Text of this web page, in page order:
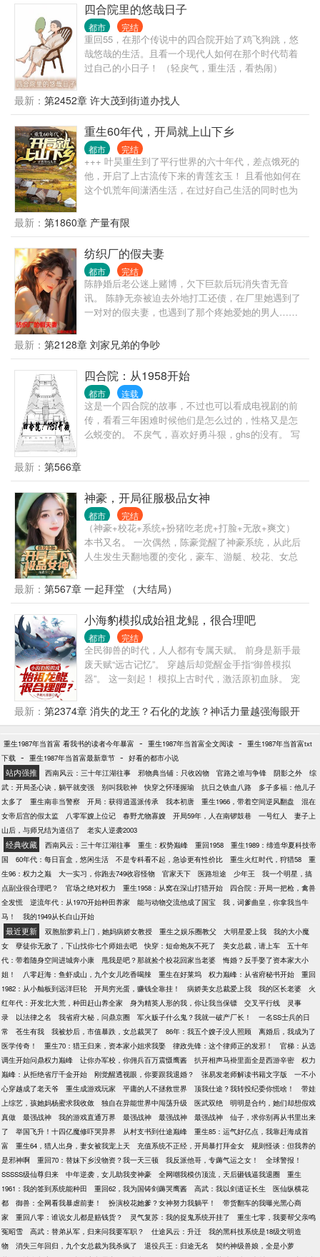
四合院里的悠哉日子
都市 完结
重回55，在那个传说中的四合院开始了鸡飞狗跳，悠
哉悠哉的生活。且看一个现代人如何在那个时代苟着
过自己的小日子！ （轻戾气，重生活，看热闹）
最新： 第2452章 许大茂到街道办找人
重生60年代，开局就上山下乡
都市 完结
+++ 叶昊重生到了平行世界的六十年代，差点饿死的
他，开启了上古流传下来的青莲玄玉！ 且看他如何在
这个饥荒年间潇洒生活，在过好自己生活的同时也为
狼，挨饿，没有人情世故，请划走，本书不适合。穿
越回去不是挨饿的，也不是让主角玩单机）
最新： 第1860章 产量有限
纺织厂的假夫妻
都市 完结
陈静婚后老公迷上赌博，欠下巨款后玩消失杳无音
讯。 陈静无奈被迫去外地打工还债，在厂里她遇到了
一对对的假夫妻，也遇到了那个疼她爱她的男人……
最新： 第2128章 刘家兄弟的争吵
四合院：从1958开始
都市 连载
这是一个四合院的故事，不过也可以看成电视剧的前
传，看看三年困难时候他们是怎么过的，性格又是怎
么蜕变的。 不戾气，喜欢好勇斗狠，ghs的没有。 写
看到站短，小说15万字开始推荐验证，希望改改能带
来好运气：）
最新： 第566章
神豪，开局征服极品女神
都市 完结
（神豪+校花+系统+扮猪吃老虎+打脸+无敌+爽文）
本书又名。 一次偶然，陈豪觉醒了神豪系统，从此后
人生发生天翻地覆的变化，豪车、游艇、校花、女总
天下权，人生就该如此的潇洒自在。
最新： 第567章 一起拜堂 （大结局）
小海豹模拟成始祖龙鲲，很合理吧
都市 完结
全民御兽的时代，人人都有专属天赋。 前身是新手最
废天赋“远古记忆”。 穿越后却觉醒金手指“御兽模拟
器”。 这一刻起！ 模拟上古时代，激活原初血脉。 宠
能养出始祖龙鲲。 小灵猴开局，也能养出齐天大圣。
小细狗开局，也能养出昆仑犬神。 小色鸽开局，也能
员古神兽级！ 没有最逆天，只有更逆天！ ps:初始宠
兽是一只小海豹_(:3 ⌒?)_ 爱国，正能量，有表妹，有
农药，不喜勿入 应粉丝要求，30万在读lolita女装热舞
╮( ??ω?? )╭
最新： 第2374章 消失的龙王？石化的龙族？神话力量越强海眼开
得越快？
重生1987年当首富 看我书的读者今年暴富 - 重生1987年当首富全文阅读 - 重生1987年当首富txt
下载 - 重生1987年当首富最新章节 - 好看的都市小说
站内强推 西南风云：三十年江湖往事 邪物典当铺：只收凶物 官路之谁与争锋 阴影之外
综
武：开局圣心诀，躺平就变强
别叫我歌神 快穿之怀瑾握瑜 抗日之铁血八路
多子多福：他儿子
太多了
重生南非当警察 开局：获得逍遥派传承 我本初唐 重生1966，带着空间逆风翻盘
混在
女帝后宫的假太监
八零军嫂上位记 春野尤物寡嫂 开局59年，人在南锣鼓巷 一号红人
妻子上
山后，与师兄结为道侣了
老实人逆袭2003
经典收藏 西南风云：三十年江湖往事 重生：权势巅峰 重回1958
重生1989：缔造华夏科技帝
国
60年代：每日盲盒，悠闲生活 不是专科看不起，急诊更有性价比 重生火红时代，狩猎58
重
生96：权力之巅
大一实习，你跑去749收容怪物 官家天下 医路坦途 少年王
我一个明星，搞
点副业很合理吧？
官场之绝对权力 重生1958：从窝在深山打猎开始
四合院：开局一把枪，禽兽
全发慌
逆流年代：从1970开始种田养家 能与动物交流他成了国宝
我，词爹曲皇，你拿我当牛
马！
我的1949从长白山开始
最近更新 双胞胎萝莉上门，她妈病娇女教授 重生之娱乐圈教父 大明星爱上我
我的大小魔
女
孽徒你无敌了，下山找你七个师姐去吧 快穿：短命炮灰不死了 美女总裁，请上车
五十年
代：带着随身空间进城奔小康
甩我是吧？那就捡个校花回家当老婆
悔婚？反手娶了资本家大小
姐！
八零赶海：鱼虾成山，九个女儿吃香喝辣 重生在好莱坞 权力巅峰：从省府秘书开始
重回
1982：从小舢板到远洋巨轮
开局穷光蛋，赚钱全靠挂！ 病娇美女总裁爱上我 我的区长老婆
火
红年代：开发北大荒，种田赶山养全家
身为精英人形的我，你让我当保镖 交叉平行线
灵事
录
以法律之名 我省府大秘，问鼎京圈 军火贩子什么鬼？我就一破产厂长！
一名SS士兵的日
常
苍生有我 我被炒后，市值暴跌，女总裁哭了 86年：我五个嫂子没人照顾
离婚后，我成为了
医学传奇！
重生70：猎王归来，资本家小姐求我娶 律政先锋：这个律师正的发邪！
官梯：从选
调生开始问鼎权力巅峰
让你办军校，你佣兵百万震慑鹰酱 扒开相声马褂里面全是西游辛密
权力
巅峰：从拒绝省厅千金开始
刚觉醒透视眼，你要跟我退婚？ 张易发老师解读书籍文字版
一不小
心穿越成了老天爷
重生成游戏玩家 平庸的人不拯救世界 顶我仕途？我转投纪委你慌啥！
带娃
上综艺，孩她妈杨蜜求我收敛
独自在异能世界中闯荡升级 医武双绝
明明是合约，她们却想假戏
真做
最强战神 我的游戏直通万界 最强战神 最强战神 最强战神
仙子，求你别再从书里出来
了
举国飞升！十四亿魔修吓哭异界 从村支书到仕途巅峰
重生85：运气好亿点，我靠赶海成首
富
重生64，猎人出身，妻女被我宠上天 充值系统不正经，开局暴打拜金女
规则怪谈：但我养的
是邪神啊
重回70：替妹下乡没物资？我一天三顿 我反派他哥，专薅气运之女！
全球警报！
SSSSS级仙尊归来
中年逆袭，女儿助我变神豪 全网嘲我模仿顶流，天后砸钱逼我退圈
重生
1961：我的签到系统能种田
重回62，我为国铸剑薅哭鹰酱 高武：我以剑道证长生
医仙纵横花
都
御兽：全网看我暴虐前妻！ 扮演校花她爹？女神努力我躺平！
带货翻车的我曝光黑心商
家
重回八零：谁说女儿都是赔钱货？ 灵气复苏：我的捉鬼系统开挂了
重生七零，我要帮父亲鸣
冤昭雪
高武：替弟从军，归来问我要军职？ 仕途风云：升迁
我的黑科技系统是18级文明造
物
消失三年回归，九个女总裁为我杀疯了 退役兵王：归途无名
契约神级兽娘，全是小萝